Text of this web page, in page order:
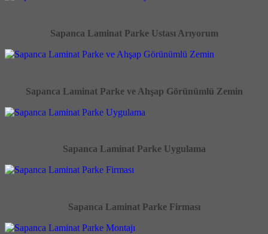
Sapanca Laminat Parke Ustası Arıyorum
Sapanca Laminat Parke ve Ahşap Görünümlü Zemin
Sapanca Laminat Parke Uygulama
Sapanca Laminat Parke Firması